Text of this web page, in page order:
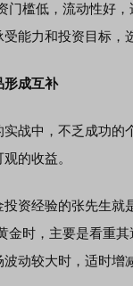
门槛低，流动性好
能力和投资目标，
形成互补
中，不乏成功的个
的收益。
经验的张先生就
金时，主要是看重
动较大时，适时增
券知识通识：从基础